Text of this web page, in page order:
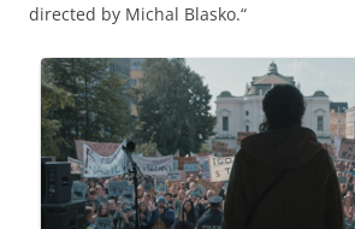
directed by Michal Blasko.“